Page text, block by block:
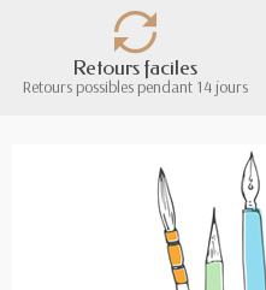
Retours faciles
Retours possibles pendant 14 jours